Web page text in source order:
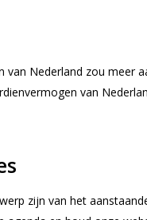
van Nederland zou meer
van
zijn van het